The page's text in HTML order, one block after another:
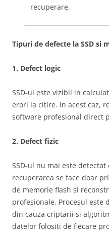
recuperare.
Tipuri de defecte la SSD si
1. Defect logic
SSD-ul este vizibil in
erori la citire. In acest caz,
software profesional direct
2. Defect fizic
SSD-ul nu mai este
recuperarea se face doar
de memorie flash si
profesionale. Procesul este
din cauza criptarii si
datelor folositi de fiecare